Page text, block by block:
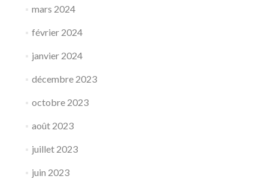
mars 2024
février 2024
janvier 2024
décembre 2023
octobre 2023
août 2023
juillet 2023
juin 2023